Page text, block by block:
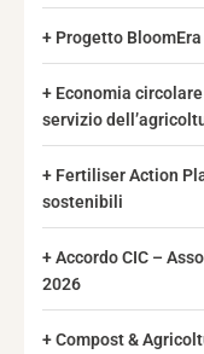
Progetto BloomEra
Economia
servizio
Fertiliser Action
sostenibili
Accordo CIC –
2026
Compost &